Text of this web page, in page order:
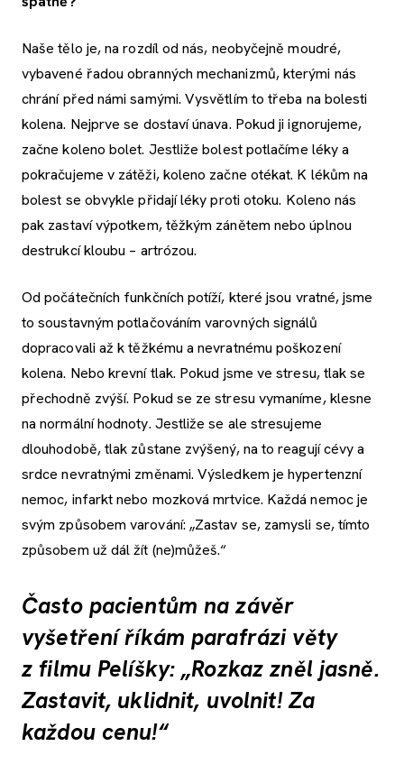
Naše tělo je, na rozdíl od nás, neobyčejně moudré,
vybavené řadou obranných mechanizmů, kterými nás
chrání před námi samými. Vysvětlím to třeba na bolesti
kolena. Nejprve se dostaví únava. Pokud ji ignorujeme,
začne koleno bolet. Jestliže bolest potlačíme léky a
pokračujeme v zátěži, koleno začne otékat. K lékům na
bolest se obvykle přidají léky proti otoku. Koleno nás
pak zastaví výpotkem, těžkým zánětem nebo úplnou
destrukcí kloubu – artrózou.
Od počátečních funkčních potíží, které jsou vratné, jsme
to soustavným potlačováním varovných signálů
dopracovali až k těžkému a nevratnému poškození
kolena. Nebo krevní tlak. Pokud jsme ve stresu, tlak se
přechodně zvýší. Pokud se ze stresu vymaníme, klesne
na normální hodnoty. Jestliže se ale stresujeme
dlouhodobě, tlak zůstane zvýšený, na to reagují cévy a
srdce nevratnými změnami. Výsledkem je hypertenzní
nemoc, infarkt nebo mozková mrtvice. Každá nemoc je
svým způsobem varování: „Zastav se, zamysli se, tímto
způsobem už dál žít (ne)můžeš.“
Často pacientům na závěr
vyšetření říkám parafrázi věty
z filmu Pelíšky: „Rozkaz zněl jasně.
Zastavit, uklidnit, uvolnit! Za
každou cenu!“